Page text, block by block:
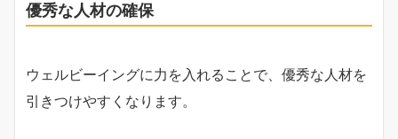
優秀な人材の確保
ウェルビーイングに力を入れることで、優秀な人材を
引きつけやすくなります。